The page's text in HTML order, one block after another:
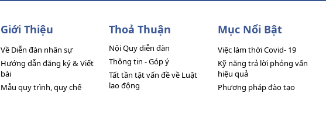
Giới Thiệu
Về Diễn đàn nhân sự
Hướng dẫn đăng ký & Viết
bài
Mẫu quy trình, quy chế
Thoả Thuận
Nội Quy diễn đàn
Thông tin - Góp ý
Tất tần tật vấn đề về Luật
lao động
Mục Nổi Bật
Việc làm thời Covid- 19
Kỹ năng trả lời phỏng vấn
hiệu quả
Phương pháp đào tạo